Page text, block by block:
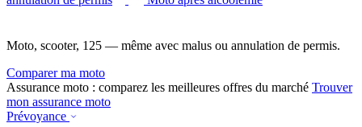
Moto, scooter, 125 — même avec malus ou annulation de permis.
Comparer ma moto
Assurance moto : comparez les meilleures offres du marché Trouver
mon assurance moto
Prévoyance